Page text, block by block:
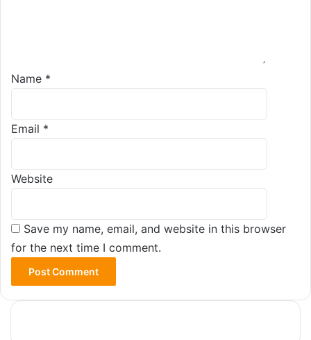
Name *
Email *
Website
Save my name, email, and website in this browser
for the next time I comment.